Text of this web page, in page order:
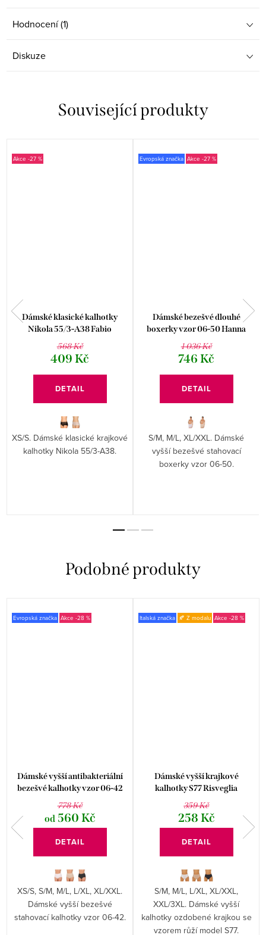
Hodnocení (1)
Diskuze
Související produkty
-27 %
Dámské klasické kalhotky
Nikola 55/3-A38 Fabio
568 Kč
409 Kč
DETAIL
XS/S. Dámské klasické krajkové
kalhotky Nikola 55/3-A38.
Evropská značka -27 %
Dámské bezešvé dlouhé
boxerky vzor 06-50 Hanna
Style
1 036 Kč
746 Kč
DETAIL
S/M, M/L, XL/XXL. Dámské
vyšší bezešvé stahovací
boxerky vzor 06-50.
Evropská značka -28 %
Dámské vyšší antibakteriální
bezešvé kalhotky vzor 06-42
Hanna Style
778 Kč
od560 Kč
DETAIL
XS/S, S/M, M/L, L/XL, XL/XXL.
Dámské vyšší bezešvé
stahovací kalhotky vzor 06-42.
Italská značka 🍂 Z modalu -28 %
Dámské vyšší krajkové
kalhotky S77 Risveglia
359 Kč
258 Kč
DETAIL
S/M, M/L, L/XL, XL/XXL,
XXL/3XL. Dámské vyšší
kalhotky ozdobené krajkou se
vzorem růží model S77.